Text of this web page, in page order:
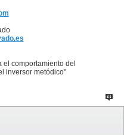
el comportamiento del
inversor metódico"